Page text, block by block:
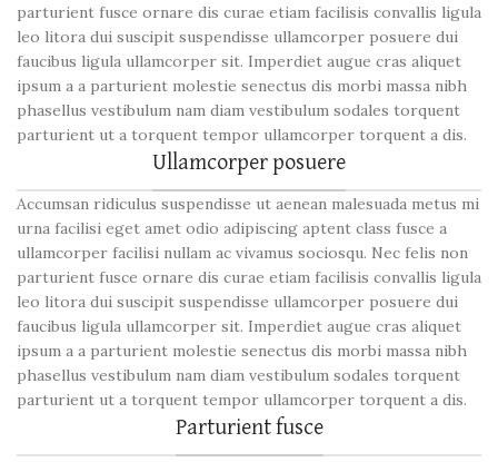
parturient fusce ornare dis curae etiam facilisis convallis ligula
leo litora dui suscipit suspendisse ullamcorper posuere dui
faucibus ligula ullamcorper sit. Imperdiet augue cras aliquet
ipsum a a parturient molestie senectus dis morbi massa nibh
phasellus vestibulum nam diam vestibulum sodales torquent
parturient ut a torquent tempor ullamcorper torquent a dis.
Ullamcorper posuere
Accumsan ridiculus suspendisse ut aenean malesuada metus mi
urna facilisi eget amet odio adipiscing aptent class fusce a
ullamcorper facilisi nullam ac vivamus sociosqu. Nec felis non
parturient fusce ornare dis curae etiam facilisis convallis ligula
leo litora dui suscipit suspendisse ullamcorper posuere dui
faucibus ligula ullamcorper sit. Imperdiet augue cras aliquet
ipsum a a parturient molestie senectus dis morbi massa nibh
phasellus vestibulum nam diam vestibulum sodales torquent
parturient ut a torquent tempor ullamcorper torquent a dis.
Parturient fusce